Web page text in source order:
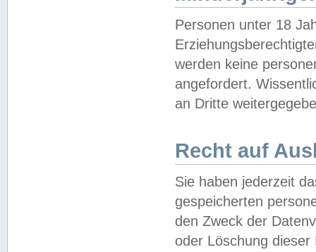
Personen unter 18
werden keine
angefordert.
an Dritte
Recht auf
Sie haben jederzeit
gespeicherten
den Zweck der
oder Löschung